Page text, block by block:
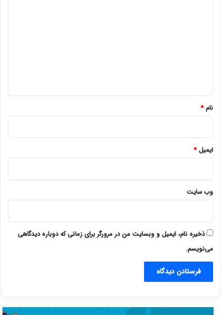
نام*
ایمیل*
وب‌ سایت
ذخیره نام، ایمیل و وبسایت من در مرورگر برای زمانی که دوباره دیدگاهی
می‌نویسم.